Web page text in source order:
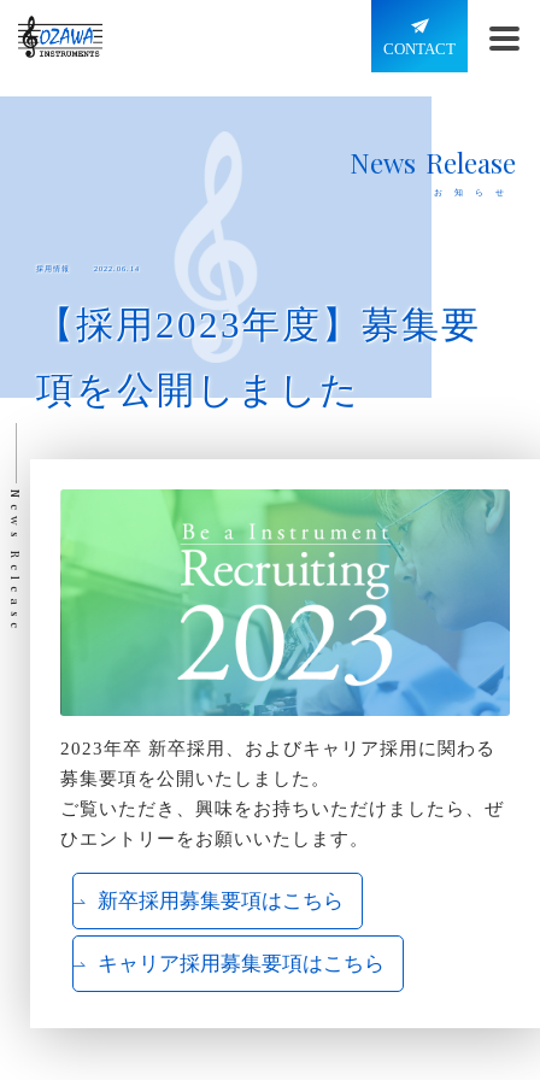
CONTACT
News Release
お 知 ら せ
採用情報 2022.06.14
【採用2023年度】募集要
項を公開しました
News Release
2023年卒 新卒採用、およびキャリア採用に関わる
募集要項を公開いたしました。
ご覧いただき、興味をお持ちいただけましたら、ぜ
ひエントリーをお願いいたします。
新卒採用募集要項はこちら
キャリア採用募集要項はこちら